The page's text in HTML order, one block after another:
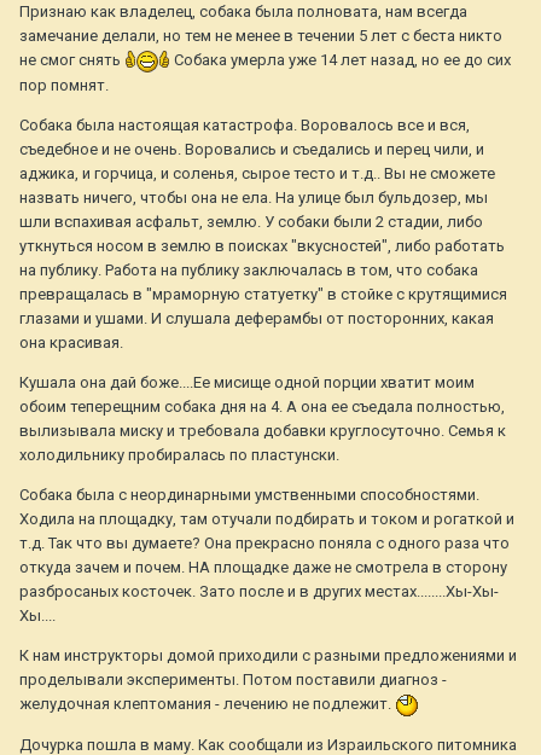
Признаю как владелец, собака была полновата, нам всегда
замечание делали, но тем не менее в течении 5 лет с беста никто
не смог снять
Собака умерла уже 14 лет назад, но ее до сих
пор помнят.
Собака была настоящая катастрофа. Воровалось все и вся,
съедебное и не очень. Воровались и съедались и перец чили, и
аджика, и горчица, и соленья, сырое тесто и т.д.. Вы не сможете
назвать ничего, чтобы она не ела. На улице был бульдозер, мы
шли вспахивая асфальт, землю. У собаки были 2 стадии, либо
уткнуться носом в землю в поисках "вкусностей", либо работать
на публику. Работа на публику заключалась в том, что собака
превращалась в "мраморную статуетку" в стойке с крутящимися
глазами и ушами. И слушала деферамбы от посторонних, какая
она красивая.
Кушала она дай боже....Ее мисище одной порции хватит моим
обоим теперещним собака дня на 4. А она ее съедала полностью,
вылизывала миску и требовала добавки круглосуточно. Семья к
холодильнику пробиралась по пластунски.
Собака была с неординарными умственными способностями.
Ходила на площадку, там отучали подбирать и током и рогаткой и
т.д. Так что вы думаете? Она прекрасно поняла с одного раза что
откуда зачем и почем. НА площадке даже не смотрела в сторону
разбросаных косточек. Зато после и в других местах........Хы-Хы-
Хы....
К нам инструкторы домой приходили с разными предложениями и
проделывали эксперименты. Потом поставили диагноз -
желудочная клептомания - лечению не подлежит.
Дочурка пошла в маму. Как сообщали из Израильского питомника